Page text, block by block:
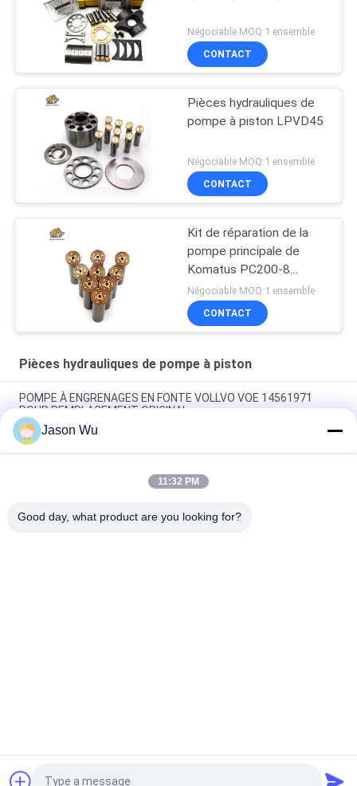
Négociable MOQ:1 ensemble
CONTACT
Pièces hydrauliques de
pompe à piston LPVD45
Négociable MOQ:1 ensemble
CONTACT
Kit de réparation de la
pompe principale de
Komatus PC200-8
Pompes hydrauliques
Négociable MOQ:1 ensemble
CONTACT
Pièces hydrauliques de pompe à piston
POMPE À ENGRENAGES EN FONTE VOLLVO VOE 14561971
POUR REMPLACEMENT ORIGINAL
POMPE À ENGRENAGES EN FONTE VOLLVO VOE 14537295
POUR REMPLACEMENT ORIGINAL
Pompes à engrenages en fonte VOLLVO VOE 14782798 pour le
Jason Wu
11:32 PM
Good day, what product are you looking for?